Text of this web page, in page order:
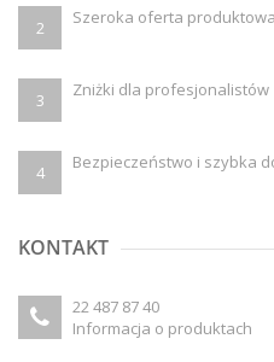
2 Szeroka oferta produktowa
3 Zniżki dla profesjonalistów
4 Bezpieczeństwo i szybka
KONTAKT
22 487 87 40
Informacja o produktach